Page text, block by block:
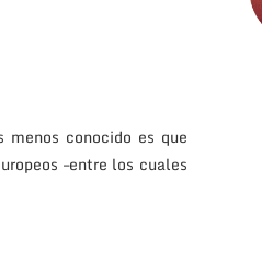
conocido es que
–entre los cuales